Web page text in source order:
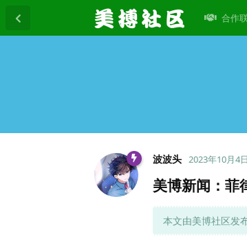
合作
波波头 2023年10月4日
美博新闻：菲
本文由美博社区发